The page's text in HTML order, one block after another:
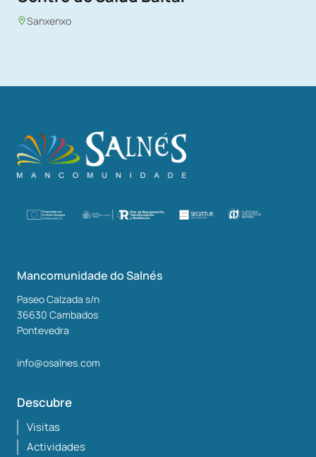
Sanxenxo
Mancomunidade do Salnés
Paseo Calzada s/n
36630 Cambados
Pontevedra
info@osalnes.com
Descubre
Visitas
Actividades